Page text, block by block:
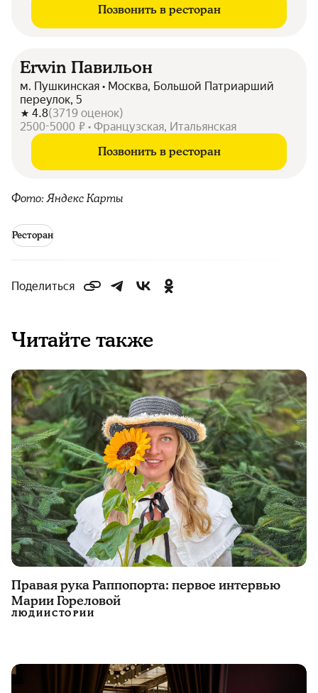
Позвонить в ресторан
Erwin Павильон
м. Пушкинская • Москва, Большой Патриарший
переулок, 5
4.8(3719 оценок)
2500-5000 ₽ • Французская, Итальянская
Позвонить в ресторан
Фото: Яндекс Карты
Ресторан
Поделиться
Читайте также
Правая рука Раппопорта: первое интервью
Марии Гореловой
ЛЮДИИСТОРИИ